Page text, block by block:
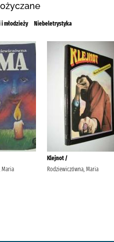
i młodzieży Niebeletrystyka
Maria
Klejnot /
Rodziewiczówna, Maria